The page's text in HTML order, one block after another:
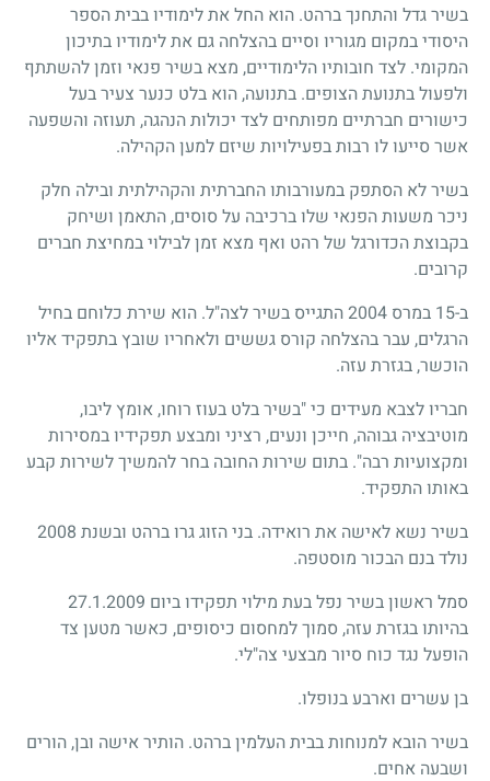
בשיר גדל והתחנך ברהט. הוא החל את לימודיו בבית הספר
היסודי במקום מגוריו וסיים בהצלחה גם את לימודיו בתיכון
המקומי. לצד חובותיו הלימודיים, מצא בשיר פנאי וזמן להשתתף
ולפעול בתנועת הצופים. בתנועה, הוא בלט כנער צעיר בעל
כישורים חברתיים מפותחים לצד יכולות הנהגה, תעוזה והשפעה
אשר סייעו לו רבות בפעילויות שיזם למען הקהילה.
בשיר לא הסתפק במעורבותו החברתית והקהילתית ובילה חלק
ניכר משעות הפנאי שלו ברכיבה על סוסים, התאמן ושיחק
בקבוצת הכדורגל של רהט ואף מצא זמן לבילוי במחיצת חברים
קרובים.
ב-15 במרס 2004 התגייס בשיר לצה"ל. הוא שירת כלוחם בחיל
הרגלים, עבר בהצלחה קורס גששים ולאחריו שובץ בתפקיד אליו
הוכשר, בגזרת עזה.
חבריו לצבא מעידים כי "בשיר בלט בעוז רוחו, אומץ ליבו,
מוטיבציה גבוהה, חייכן ונעים, רציני ומבצע תפקידיו במסירות
ומקצועיות רבה". בתום שירות החובה בחר להמשיך לשירות קבע
באותו התפקיד.
בשיר נשא לאישה את רואידה. בני הזוג גרו ברהט ובשנת 2008
נולד בנם הבכור מוסטפה.
סמל ראשון בשיר נפל בעת מילוי תפקידו ביום 27.1.2009
בהיותו בגזרת עזה, סמוך למחסום כיסופים, כאשר מטען צד
הופעל נגד כוח סיור מבצעי צה"לי.
בן עשרים וארבע בנופלו.
בשיר הובא למנוחות בבית העלמין ברהט. הותיר אישה ובן, הורים
ושבעה אחים.